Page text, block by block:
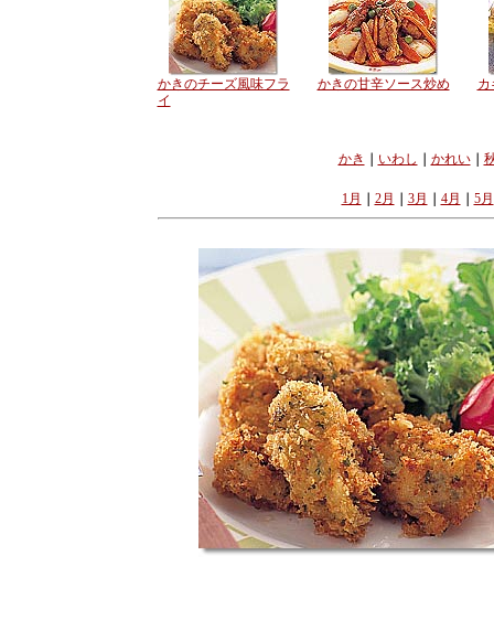
かきのチーズ風味フラ
イ
かきの甘辛ソース炒め カ
かき いわし かれい｜
1月 2月 3月 4月 5月